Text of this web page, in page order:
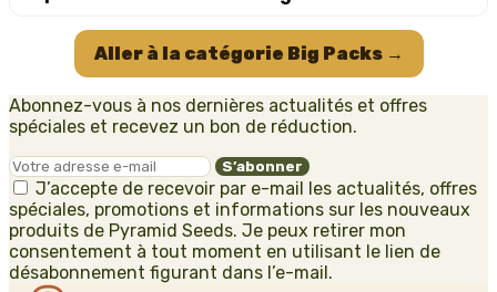
Aller à la catégorie Big Packs →
Abonnez-vous à nos dernières actualités et offres
spéciales et recevez un bon de réduction.
J’accepte de recevoir par e-mail les actualités, offres
spéciales, promotions et informations sur les nouveaux
produits de Pyramid Seeds. Je peux retirer mon
consentement à tout moment en utilisant le lien de
désabonnement figurant dans l’e-mail.